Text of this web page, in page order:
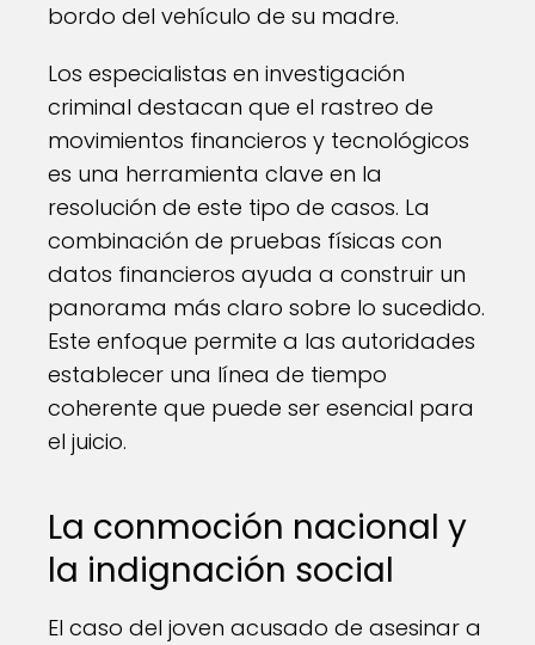
bordo del vehículo de su madre.
Los especialistas en investigación
criminal destacan que el rastreo de
movimientos financieros y tecnológicos
es una herramienta clave en la
resolución de este tipo de casos. La
combinación de pruebas físicas con
datos financieros ayuda a construir un
panorama más claro sobre lo sucedido.
Este enfoque permite a las autoridades
establecer una línea de tiempo
coherente que puede ser esencial para
el juicio.
La conmoción nacional y
la indignación social
El caso del joven acusado de asesinar a